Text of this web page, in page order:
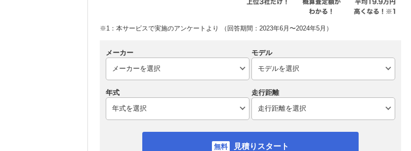
※1：本サービスで実施のアンケートより （回答期間：2023年6月〜2024年5月）
メーカー モデル
年式 走行距離
見積りスタート